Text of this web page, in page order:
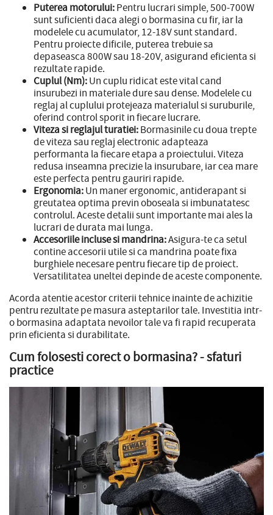
Puterea motorului:Pentru lucrari simple, 500-700W
sunt suficienti daca alegi o bormasina cu fir, iar la
modelele cu acumulator, 12-18V sunt standard.
Pentru proiecte dificile, puterea trebuie sa
depaseasca 800W sau 18-20V, asigurand eficienta si
rezultate rapide.
Cuplul (Nm):Un cuplu ridicat este vital cand
insurubezi in materiale dure sau dense. Modelele cu
reglaj al cuplului protejeaza materialul si suruburile,
oferind control sporit in fiecare lucrare.
Viteza si reglajul turatiei:Bormasinile cu doua trepte
de viteza sau reglaj electronic adapteaza
performanta la fiecare etapa a proiectului. Viteza
redusa inseamna precizie la insurubare, iar cea mare
este perfecta pentru gauriri rapide.
Ergonomia:Un maner ergonomic, antiderapant si
greutatea optima previn oboseala si imbunatatesc
controlul. Aceste detalii sunt importante mai ales la
lucrari de durata mai lunga.
Accesoriile incluse si mandrina:Asigura-te ca setul
contine accesorii utile si ca mandrina poate fixa
burghiele necesare pentru fiecare tip de proiect.
Versatilitatea uneltei depinde de aceste componente.
Acorda atentie acestor criterii tehnice inainte de achizitie
pentru rezultate pe masura asteptarilor tale. Investitia intr-
o bormasina adaptata nevoilor tale va fi rapid recuperata
prin eficienta si durabilitate.
Cum folosesti corect o bormasina? - sfaturi
practice